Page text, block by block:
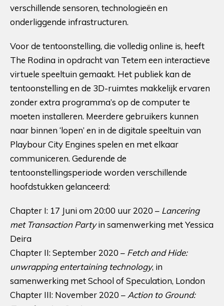
verschillende sensoren, technologieën en
onderliggende infrastructuren.
Voor de tentoonstelling, die volledig online is, heeft
The Rodina in opdracht van Tetem een interactieve
virtuele speeltuin gemaakt. Het publiek kan de
tentoonstelling en de 3D-ruimtes makkelijk ervaren
zonder extra programma’s op de computer te
moeten installeren. Meerdere gebruikers kunnen
naar binnen ‘lopen’ en in de digitale speeltuin van
Playbour City Engines spelen en met elkaar
communiceren. Gedurende de
tentoonstellingsperiode worden verschillende
hoofdstukken gelanceerd:
Chapter I: 17 Juni om 20:00 uur 2020 – Lancering
met Transaction Partyin samenwerking met Yessica
Deira
Chapter II: September 2020 – Fetch and Hide:
unwrapping entertaining technology, in
samenwerking met School of Speculation, London
Chapter III: November 2020 –Action to Ground: